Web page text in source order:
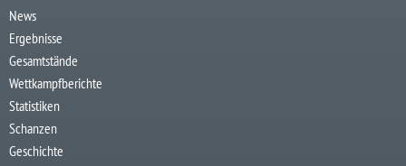
News
Ergebnisse
Gesamtstände
Wettkampfberichte
Statistiken
Schanzen
Geschichte